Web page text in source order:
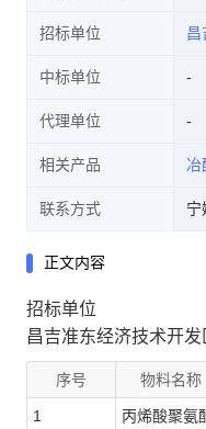
招标单位 昌
中标单位
代理单位
相关产品 冶
联系方式 宁
正文内容
招标单位
昌吉准东经济技术开
序号 物料名称
1
丙烯酸聚氨